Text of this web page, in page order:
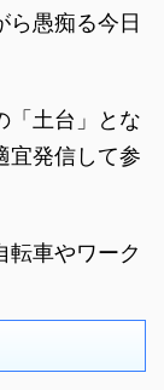
ら愚痴る今日
「土台」とな
宜発信して参
転車やワーク